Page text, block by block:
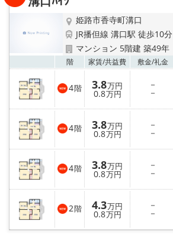
姫路市香寺町溝口
JR播但線 溝口駅 徒歩10分
マンション 5階建 築49年
階 家賃/共益費 敷金/礼金
4階 3.8万円
0.8万円
－
－
4階 3.8万円
0.8万円
－
－
4階 3.8万円
0.8万円
－
－
2階 4.3万円
0.8万円
－
－